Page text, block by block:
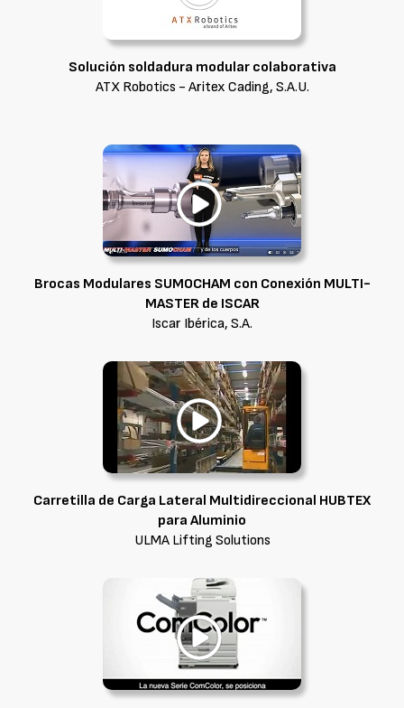
Solución soldadura modular colaborativa
ATX Robotics - Aritex Cading, S.A.U.
Brocas Modulares SUMOCHAM con Conexión MULTI-
MASTER de ISCAR
Iscar Ibérica, S.A.
Carretilla de Carga Lateral Multidireccional HUBTEX
para Aluminio
ULMA Lifting Solutions